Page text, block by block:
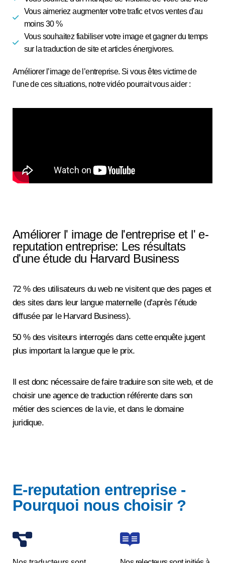
Vous aimeriez augmenter votre trafic et vos ventes d'au
moins 30 %
Vous souhaitez fiabiliser votre image et gagner du temps
sur la traduction de site et articles énergivores.
Améliorer l’image de l’entreprise. Si vous êtes victime de
l’une de ces situations, notre vidéo pourrait vous aider :
Améliorer l' image de l'entreprise et l' e-
reputation entreprise: Les résultats
d'une étude du Harvard Business
72 % des utilisateurs du web ne visitent que des pages et
des sites dans leur langue maternelle (d’après l’étude
diffusée par le Harvard Business).
50 % des visiteurs interrogés dans cette enquête jugent
plus important la langue que le prix.
Il est donc nécessaire de faire traduire son site web, et de
choisir une agence de traduction référente dans son
métier des sciences de la vie, et dans le domaine
juridique.
E-reputation entreprise -
Pourquoi nous choisir ?